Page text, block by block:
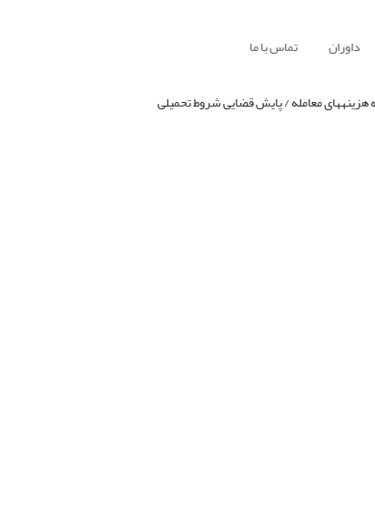
داوران تماس با ما
معامله / پایش قضایی شروط تحمیلی